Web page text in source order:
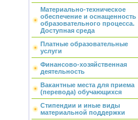
Материально-техническое
обеспечение и оснащенность
образовательного процесса.
Доступная среда
Платные образовательные
услуги
Финансово-хозяйственная
деятельность
Вакантные места для приема
(перевода) обучающихся
Стипендии и иные виды
материальной поддержки